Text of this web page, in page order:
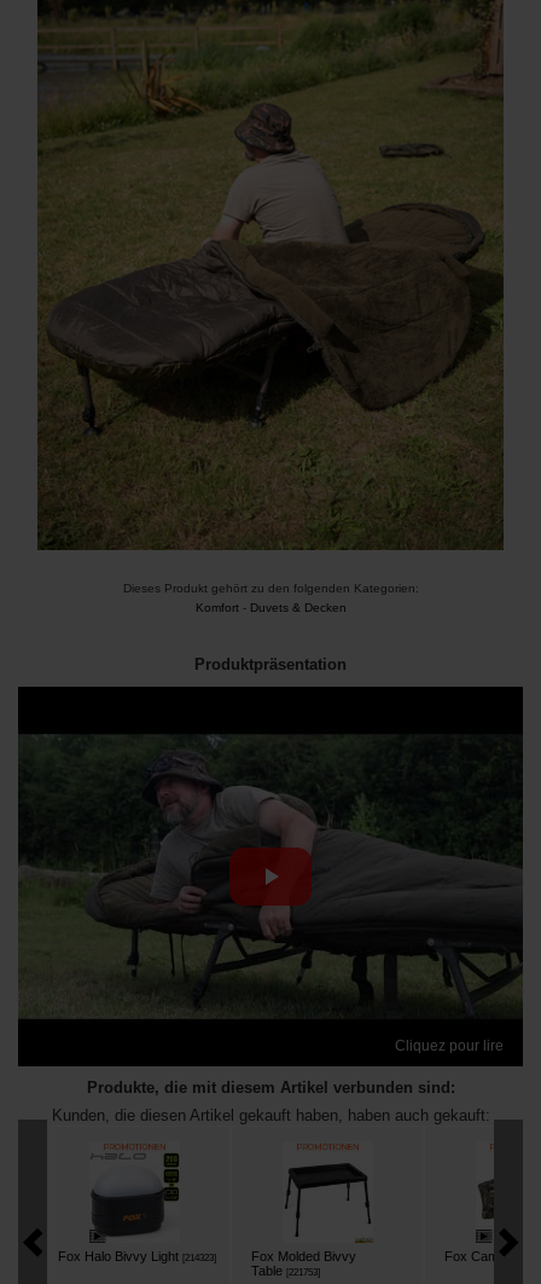
Dieses Produkt gehört zu den folgenden Kategorien:
Komfort- Duvets & Decken
Produktpräsentation
Cliquez pour lire
Produkte, die mit diesem Artikel verbunden sind:
Kunden, die diesen Artikel gekauft haben, haben auch gekauft:
Fox Halo Bivvy Light 214323]
Fox Molded Bivvy
Table
221753]
Fox Camolite